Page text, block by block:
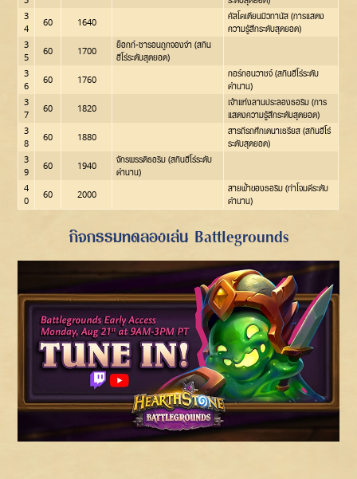
3
4
60 1640
คัสโตเดียนมิวทานัส (การแสดง
ความรู้สึกระดับสุดยอด)
3
5
60 1700
ย็อกก์-ซารอนถูกจองจำ (สกิน
ฮีโร่ระดับสุดยอด)
3
6
60 1760
กอร์กอนวาชจ์ (สกินฮีโร่ระดับ
ตำนาน)
3
7
60 1820
เจ้าแห่งลานประลองธอริม (การ
แสดงความรู้สึกระดับสุดยอด)
3
8
60 1880
สารถีรถศึกเดนาเธรียส (สกินฮีโร่
ระดับสุดยอด)
3
9
60 1940
จักรพรรดิธอริม (สกินฮีโร่ระดับ
ตำนาน)
4
0
60 2000
สายฟ้าของธอริม (ท่าโจมตีระดับ
ตำนาน)
กิจกรรมทดลองเล่น Battlegrounds